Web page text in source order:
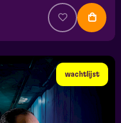
wachtlijst